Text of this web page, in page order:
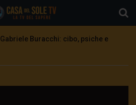
Gabriele Buracchi: cibo, psiche e